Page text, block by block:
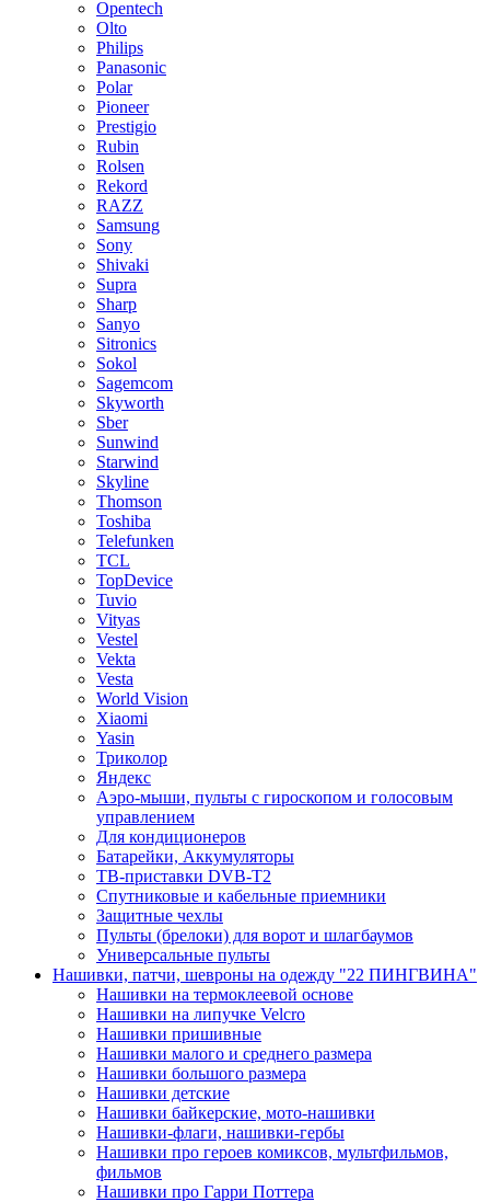
Opentech
Olto
Philips
Panasonic
Polar
Pioneer
Prestigio
Rubin
Rolsen
Rekord
RAZZ
Samsung
Sony
Shivaki
Supra
Sharp
Sanyo
Sitronics
Sokol
Sagemcom
Skyworth
Sber
Sunwind
Starwind
Skyline
Thomson
Toshiba
Telefunken
TCL
TopDevice
Tuvio
Vityas
Vestel
Vekta
Vesta
World Vision
Xiaomi
Yasin
Триколор
Яндекс
Аэро-мыши, пульты с гироскопом и голосовым
управлением
Для кондиционеров
Батарейки, Аккумуляторы
ТВ-приставки DVB-T2
Спутниковые и кабельные приемники
Защитные чехлы
Пульты (брелоки) для ворот и шлагбаумов
Универсальные пульты
Нашивки, патчи, шевроны на одежду "22 ПИНГВИНА"
Нашивки на термоклеевой основе
Нашивки на липучке Velcro
Нашивки пришивные
Нашивки малого и среднего размера
Нашивки большого размера
Нашивки детские
Нашивки байкерские, мото-нашивки
Нашивки-флаги, нашивки-гербы
Нашивки про героев комиксов, мультфильмов,
фильмов
Нашивки про Гарри Поттера